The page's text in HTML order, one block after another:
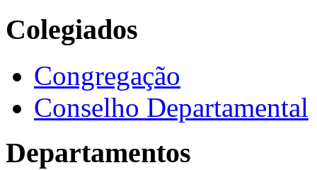
Colegiados
Congregação
Conselho Departamental
Departamentos